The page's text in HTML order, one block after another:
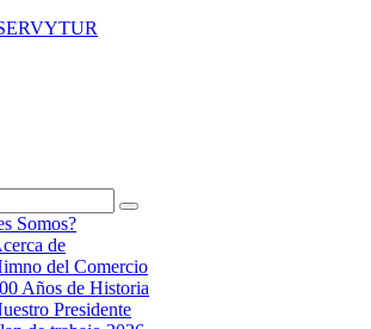
Somos?
de
del Comercio
Años de Historia
Presidente